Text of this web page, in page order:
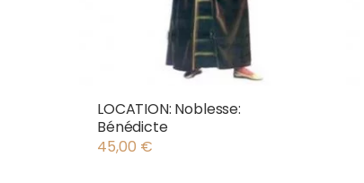
LOCATION: Noblesse:
Bénédicte
45,00 €